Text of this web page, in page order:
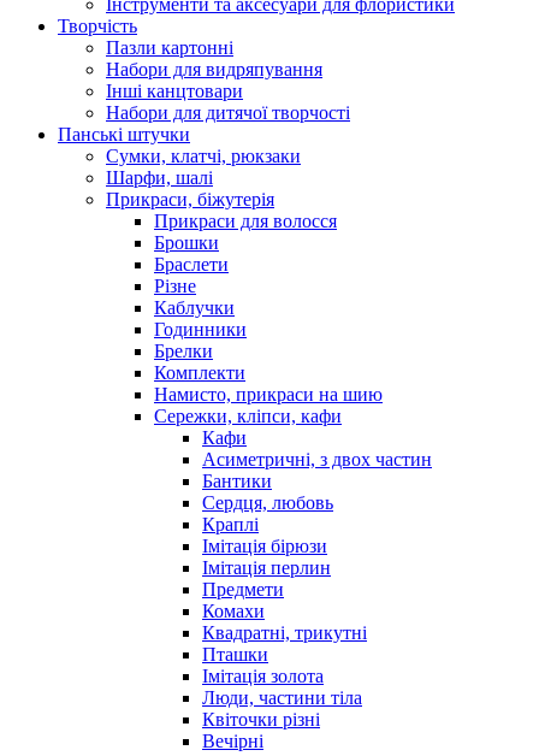
Творчість
Пазли картонні
Набори для видряпування
Інші канцтовари
Набори для дитячої творчості
Панські штучки
Сумки, клатчі, рюкзаки
Шарфи, шалі
Прикраси, біжутерія
Прикраси для волосся
Брошки
Браслети
Різне
Каблучки
Годинники
Брелки
Комплекти
Намисто, прикраси на шию
Сережки, кліпси, кафи
Кафи
Асиметричні, з двох частин
Бантики
Сердця, любовь
Краплі
Імітація бірюзи
Імітація перлин
Предмети
Комахи
Квадратні, трикутні
Пташки
Імітація золота
Люди, частини тіла
Квіточки різні
Вечірні